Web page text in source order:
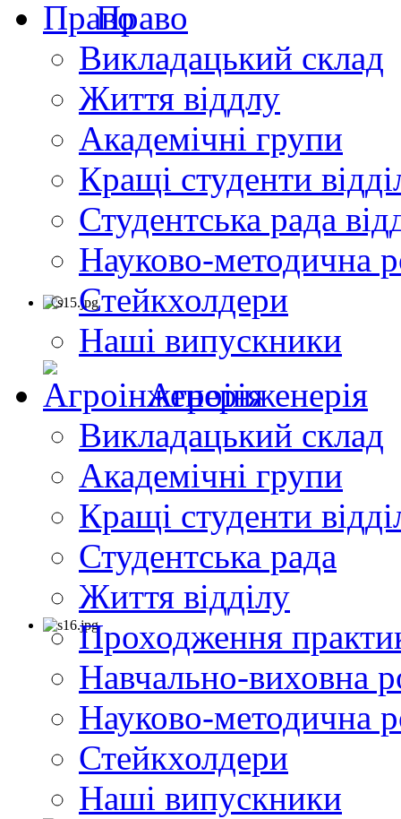
Право
Викладацький склад
Життя віддлу
Академічні групи
Кращі студенти
Студентська рада
Науково-методична
Стейкхолдери
Наші випускники
Агроінженерія
Викладацький склад
Академічні групи
Кращі студенти
Студентська рада
Життя відділу
Проходження
Навчально-виховна
Науково-методична
Стейкхолдери
Наші випускники